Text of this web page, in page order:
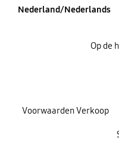
Nederland/Nederlands
Voorwaarden Verkoop
Op de